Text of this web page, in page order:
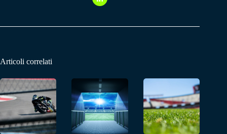
Articoli correlati